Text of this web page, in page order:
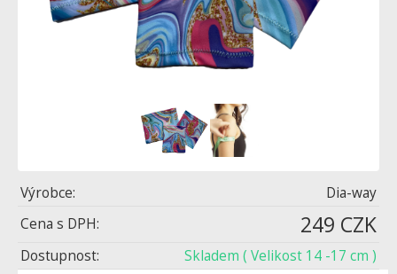
Výrobce:
Dia-way
Cena s DPH:
249 CZK
Dostupnost: Skladem ( Velikost 14 -17 cm )